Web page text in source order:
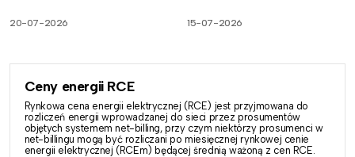
20-07-2026 15-07-2026
Ceny energii RCE
Rynkowa cena energii elektrycznej (RCE) jest przyjmowana do
rozliczeń energii wprowadzanej do sieci przez prosumentów
objętych systemem net-billing, przy czym niektórzy prosumenci w
net-billingu mogą być rozliczani po miesięcznej rynkowej cenie
energii elektrycznej (RCEm) będącej średnią ważoną z cen RCE.